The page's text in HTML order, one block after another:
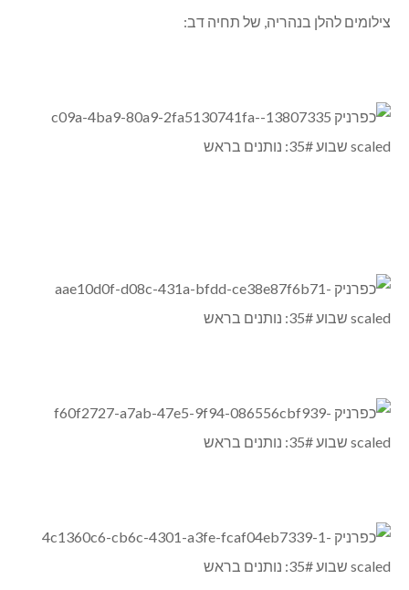
צילומים להלן בנהריה, של תחיה דב: